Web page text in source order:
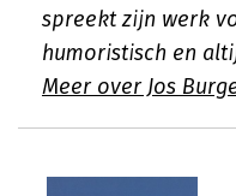
spreekt zijn werk
humoristisch en
Meer over Jos